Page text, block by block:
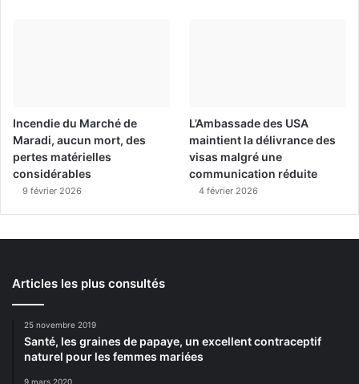
Incendie du Marché de
Maradi, aucun mort, des
pertes matérielles
considérables
9 février 2026
L’Ambassade des USA
maintient la délivrance des
visas malgré une
communication réduite
4 février 2026
Articles les plus consultés
25 novembre 2019
Santé, les graines de papaye, un excellent contraceptif
naturel pour les femmes mariées
9 mars 2020